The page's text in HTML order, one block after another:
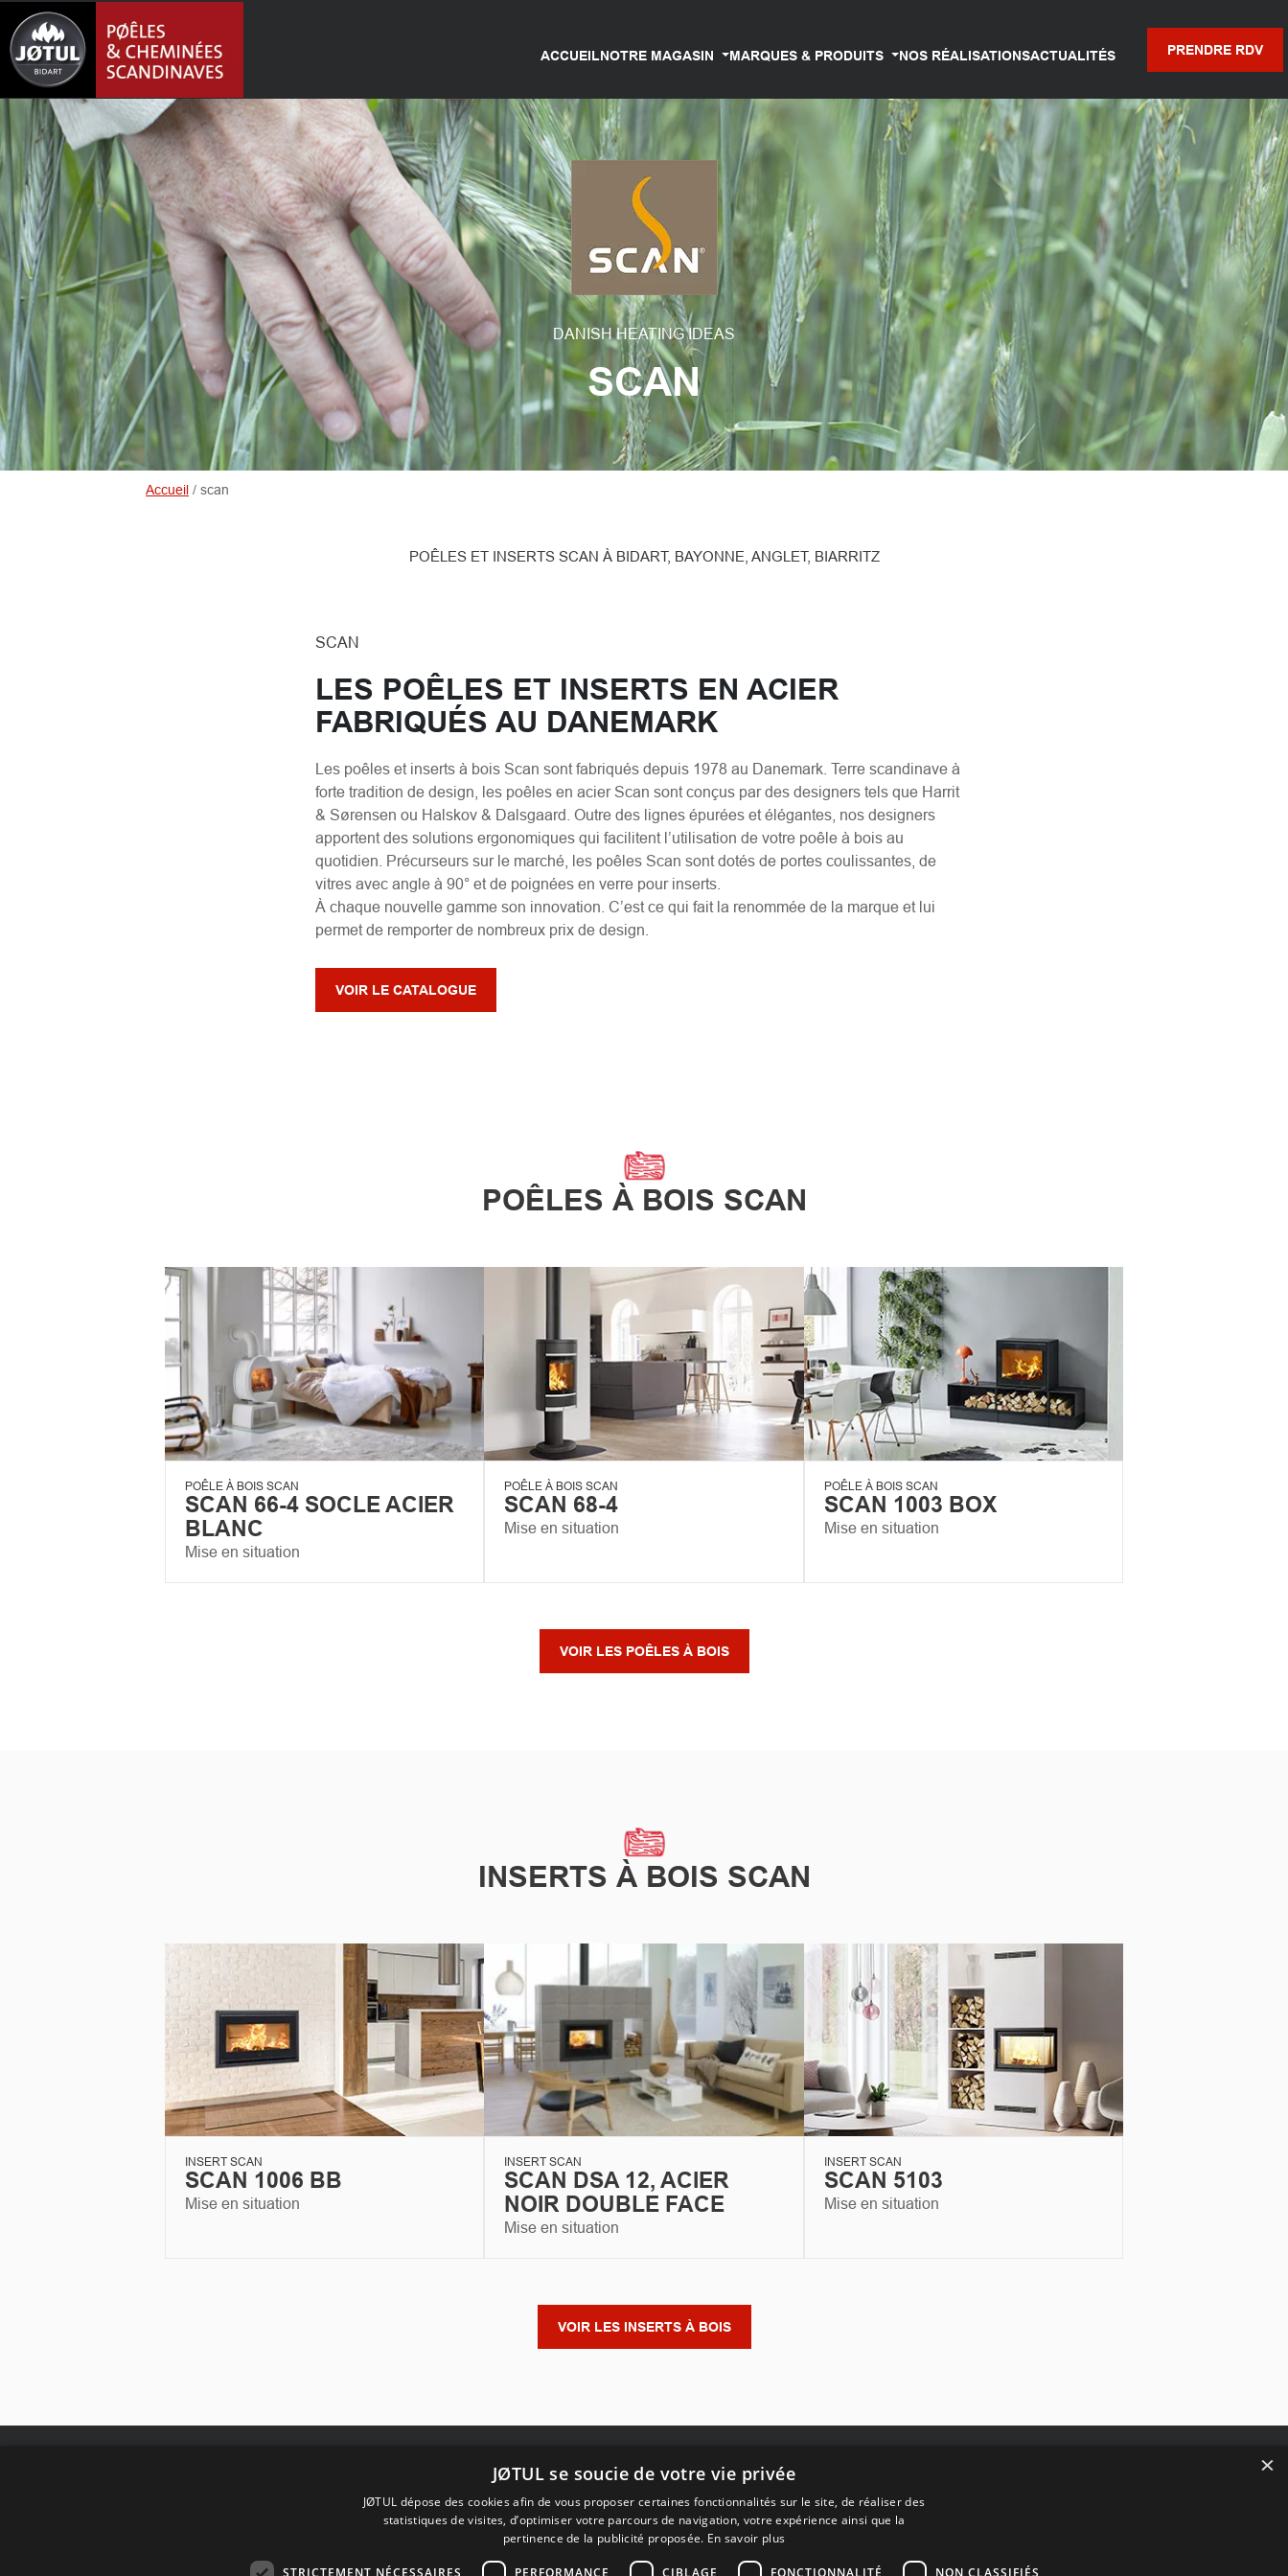
ACCUEILNOTRE MAGASIN MARQUES & PRODUITS NOS RÉALISATIONSACTUALITÉS PRENDRE RDV
DANISH HEATING IDEAS
SCAN
Accueil / scan
POÊLES ET INSERTS SCAN À BIDART, BAYONNE, ANGLET, BIARRITZ
SCAN
LES POÊLES ET INSERTS EN ACIER
FABRIQUÉS AU DANEMARK
Les poêles et inserts à bois Scan sont fabriqués depuis 1978 au Danemark. Terre scandinave à
forte tradition de design, les poêles en acier Scan sont conçus par des designers tels que Harrit
& Sørensen ou Halskov & Dalsgaard. Outre des lignes épurées et élégantes, nos designers
apportent des solutions ergonomiques qui facilitent l’utilisation de votre poêle à bois au
quotidien. Précurseurs sur le marché, les poêles Scan sont dotés de portes coulissantes, de
vitres avec angle à 90° et de poignées en verre pour inserts.
À chaque nouvelle gamme son innovation. C’est ce qui fait la renommée de la marque et lui
permet de remporter de nombreux prix de design.
VOIR LE CATALOGUE
POÊLES À BOIS SCAN
POÊLE À BOIS SCAN
SCAN 66-4 SOCLE ACIER
BLANC
Mise en situation
POÊLE À BOIS SCAN
SCAN 68-4
Mise en situation
POÊLE À BOIS SCAN
SCAN 1003 BOX
Mise en situation
VOIR LES POÊLES À BOIS
INSERTS À BOIS SCAN
INSERT SCAN
SCAN 1006 BB
Mise en situation
INSERT SCAN
SCAN DSA 12, ACIER
NOIR DOUBLE FACE
Mise en situation
INSERT SCAN
SCAN 5103
Mise en situation
VOIR LES INSERTS À BOIS
JØTUL BIDART
Votre spécialiste du Poêle à Bois, du Poêle à
Granulés & de la Cheminée à Bidart, Hendaye,
St Jean de Luz, Biarritz, Anglet, Bayonne, le
Liens
Accueil
Nos réalisations
devis
Linkedin
×
JØTUL se soucie de votre vie privée
JØTUL dépose des cookies afin de vous proposer certaines fonctionnalités sur le site, de réaliser des
statistiques de visites, d’optimiser votre parcours de navigation, votre expérience ainsi que la
pertinence de la publicité proposée. En savoir plus
STRICTEMENT NÉCESSAIRES PERFORMANCE CIBLAGE FONCTIONNALITÉ NON CLASSIFIÉS